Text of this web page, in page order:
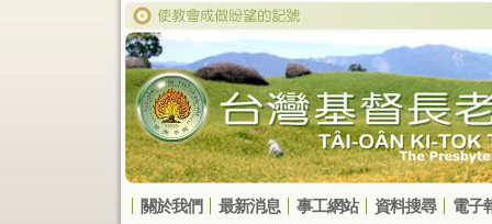
關於我們 最新消息 事工網站 資料搜尋 電子